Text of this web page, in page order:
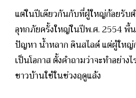
แต่ในปีเดียวกันกับที่ผู้ใหญ่ก้อยรับ
อุทกภัยครั้งใหญ่ในปีพ.ศ. 2554 พื้
ปัญหา น้ำหลาก ดินสไลด์ แต่ผู้ให
เป็นโอกาส ตั้งคำถามว่าจะทำอย่าง
ชาวบ้านใช้ในช่วงฤดูแล้ง